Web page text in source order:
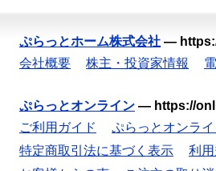
ぷらっとホーム株式会社 —
会社概要
株主・投資家情報
ぷらっとオンライン — https://
ご利用ガイド
ぷらっとオンラ
特定商取引法に基づく表示
利